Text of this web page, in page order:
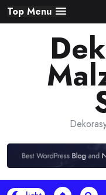
Skip
to
Top Menu